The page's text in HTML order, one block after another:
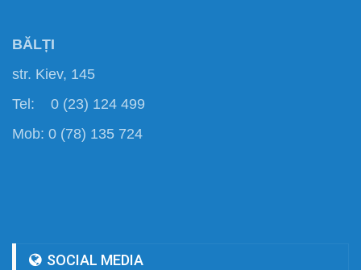
BĂLȚI
str. Kiev, 145
Tel: 0 (23) 124 499
Mob: 0 (78) 135 724
SOCIAL MEDIA